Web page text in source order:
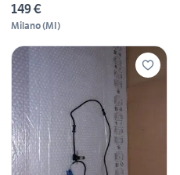
149 €
Milano(MI)